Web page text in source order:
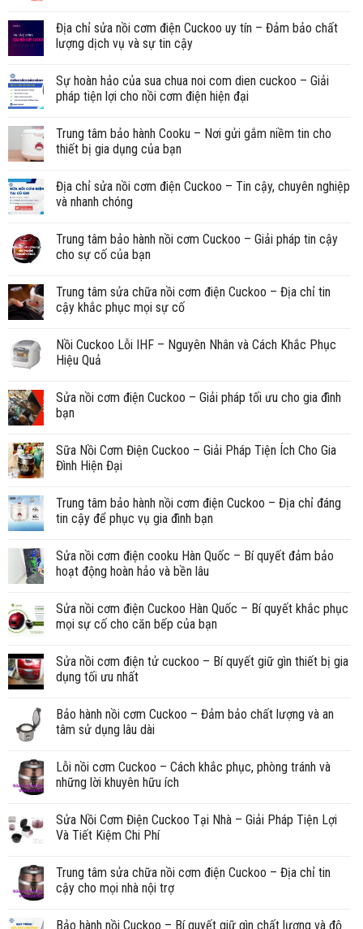
Địa chỉ sửa nồi cơm điện Cuckoo uy tín – Đảm bảo chất
lượng dịch vụ và sự tin cậy
Sự hoàn hảo của sua chua noi com dien cuckoo – Giải
pháp tiện lợi cho nồi cơm điện hiện đại
Trung tâm bảo hành Cooku – Nơi gửi gắm niềm tin cho
thiết bị gia dụng của bạn
Địa chỉ sửa nồi cơm điện Cuckoo – Tin cậy, chuyên nghiệp
và nhanh chóng
Trung tâm bảo hành nồi cơm Cuckoo – Giải pháp tin cậy
cho sự cố của bạn
Trung tâm sửa chữa nồi cơm điện Cuckoo – Địa chỉ tin
cậy khắc phục mọi sự cố
Nồi Cuckoo Lỗi IHF – Nguyên Nhân và Cách Khắc Phục
Hiệu Quả
Sửa nồi cơm điện Cuckoo – Giải pháp tối ưu cho gia đình
bạn
Sữa Nồi Cơm Điện Cuckoo – Giải Pháp Tiện Ích Cho Gia
Đình Hiện Đại
Trung tâm bảo hành nồi cơm điện Cuckoo – Địa chỉ đáng
tin cậy để phục vụ gia đình bạn
Sửa nồi cơm điện cooku Hàn Quốc – Bí quyết đảm bảo
hoạt động hoàn hảo và bền lâu
Sửa nồi cơm điện Cuckoo Hàn Quốc – Bí quyết khắc phục
mọi sự cố cho căn bếp của bạn
Sửa nồi cơm điện tử cuckoo – Bí quyết giữ gìn thiết bị gia
dụng tối ưu nhất
Bảo hành nồi cơm Cuckoo – Đảm bảo chất lượng và an
tâm sử dụng lâu dài
Lỗi nồi cơm Cuckoo – Cách khắc phục, phòng tránh và
những lời khuyên hữu ích
Sửa Nồi Cơm Điện Cuckoo Tại Nhà – Giải Pháp Tiện Lợi
Và Tiết Kiệm Chi Phí
Trung tâm sửa chữa nồi cơm điện Cuckoo – Địa chỉ tin
cậy cho mọi nhà nội trợ
Bảo hành nồi Cuckoo – Bí quyết giữ gìn chất lượng và độ